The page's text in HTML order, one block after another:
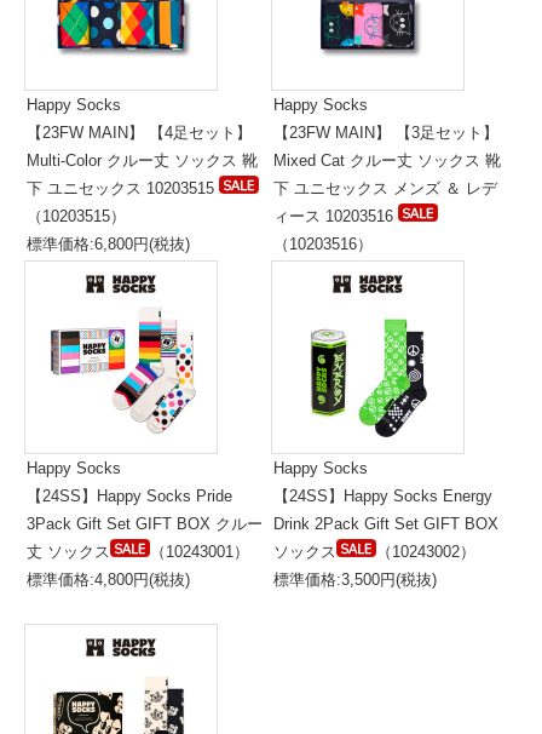
Happy Socks
【23FW MAIN】 【4足セット】
Multi-Color クルー丈 ソックス 靴
下 ユニセックス 10203515
（10203515）
標準価格:6,800円(税抜)
Happy Socks
【23FW MAIN】 【3足セット】
Mixed Cat クルー丈 ソックス 靴
下 ユニセックス メンズ ＆ レデ
ィース 10203516
（10203516）
標準価格:5,300円(税抜)
Happy Socks
【24SS】Happy Socks Pride
3Pack Gift Set GIFT BOX クルー
丈 ソックス
（10243001）
標準価格:4,800円(税抜)
Happy Socks
【24SS】Happy Socks Energy
Drink 2Pack Gift Set GIFT BOX
ソックス
（10243002）
標準価格:3,500円(税抜)